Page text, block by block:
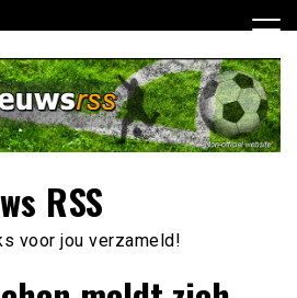
RSS
voor jou verzameld!